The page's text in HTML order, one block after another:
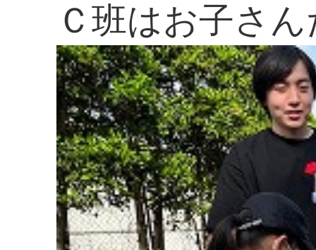
Ｃ班はお子さ